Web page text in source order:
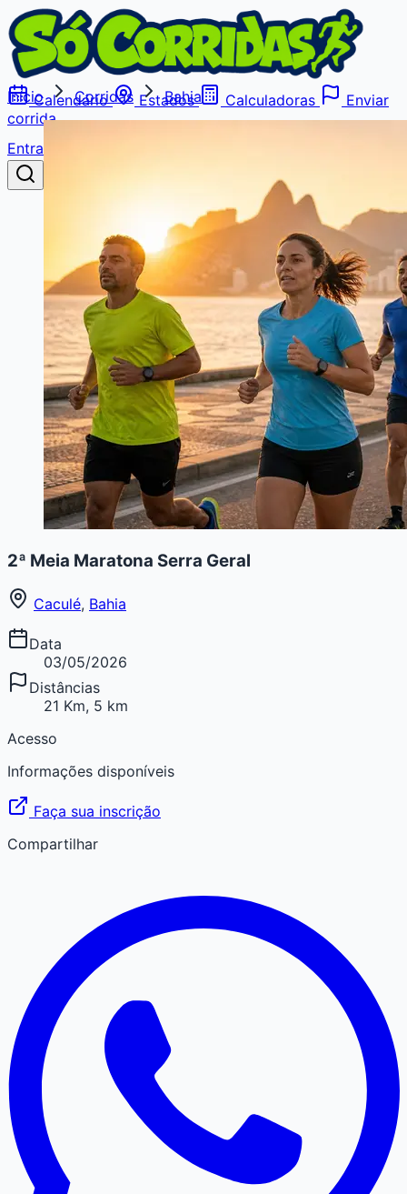
Calendário Estados Calculadoras
Enviar
corrida
Entrar
Início Corridas Bahia
2ª Meia Maratona Serra Geral
Caculé, Bahia
Data
03/05/2026
Distâncias
21 Km, 5 km
Acesso
Informações disponíveis
Faça sua inscrição
Compartilhar